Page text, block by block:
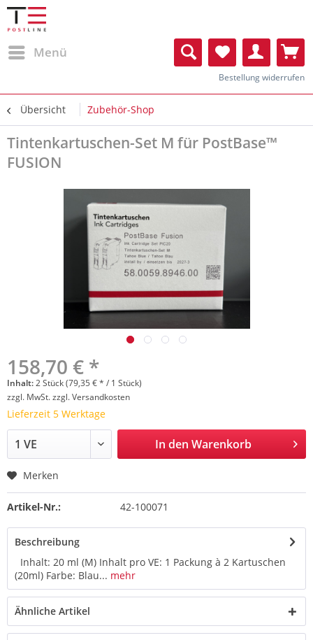
Menü
Bestellung widerrufen
Übersicht Zubehör-Shop
Tintenkartuschen-Set M für PostBase™
FUSION
158,70 € *
Inhalt:2 Stück (79,35 € * / 1 Stück)
zzgl. MwSt.zzgl. Versandkosten
Lieferzeit 5 Werktage
In den Warenkorb
Merken
Artikel-Nr.: 42-100071
Beschreibung
Inhalt: 20 ml (M) Inhalt pro VE: 1 Packung à 2 Kartuschen
(20ml) Farbe: Blau... mehr
Ähnliche Artikel